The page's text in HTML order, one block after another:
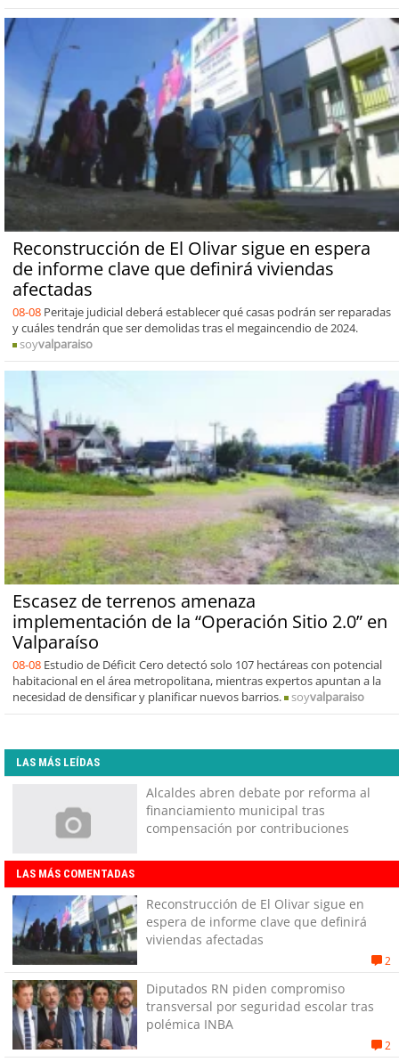
Reconstrucción de El Olivar sigue en espera
de informe clave que definirá viviendas
afectadas
08-08 Peritaje judicial deberá establecer qué casas podrán ser reparadas
y cuáles tendrán que ser demolidas tras el megaincendio de 2024.
soyvalparaiso
Escasez de terrenos amenaza
implementación de la “Operación Sitio 2.0” en
Valparaíso
08-08 Estudio de Déficit Cero detectó solo 107 hectáreas con potencial
habitacional en el área metropolitana, mientras expertos apuntan a la
necesidad de densificar y planificar nuevos barrios.
soyvalparaiso
LAS MÁS LEÍDAS
Alcaldes abren debate por reforma al
financiamiento municipal tras
compensación por contribuciones
LAS MÁS COMENTADAS
Reconstrucción de El Olivar sigue en
espera de informe clave que definirá
viviendas afectadas
2
Diputados RN piden compromiso
transversal por seguridad escolar tras
polémica INBA
2